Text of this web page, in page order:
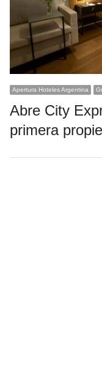
Apertura Hoteles Argentina
Abre City
primera